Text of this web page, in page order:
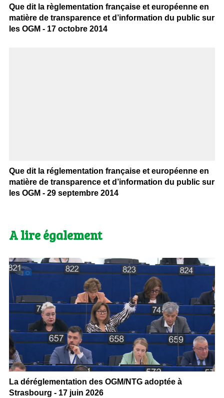
Que dit la règlementation française et européenne en
matière de transparence et d’information du public sur
les OGM - 17 octobre 2014
Que dit la réglementation française et européenne en
matière de transparence et d’information du public sur
les OGM - 29 septembre 2014
A lire également
La déréglementation des OGM/NTG adoptée à
Strasbourg - 17 juin 2026